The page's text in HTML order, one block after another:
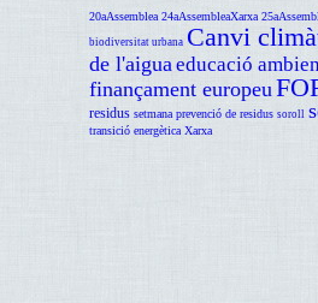
20aAssemblea 24aAssembleaXarxa
biodiversitat urbana Canvi
de l'aiguaeducació
finançament europeu
residus setmana prevenció de residus soroll
transició energètica Xarxa